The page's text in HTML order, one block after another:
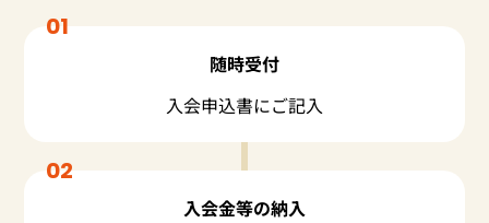
01
随時受付
入会申込書にご記入
02
入会金等の納入